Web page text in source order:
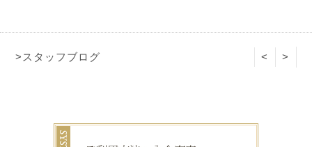
>スタッフブログ < >